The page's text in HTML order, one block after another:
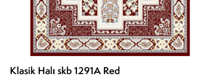
Klasik Halı skb 1291A Red